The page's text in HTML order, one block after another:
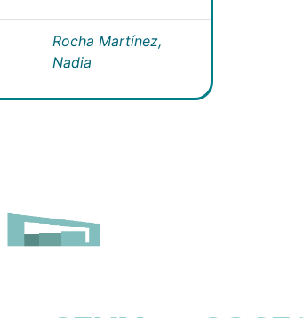
Rocha Martínez,
Nadia